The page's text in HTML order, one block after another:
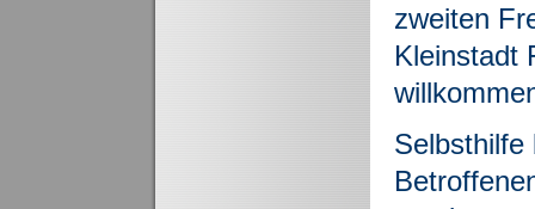
zweiten
Kleinstadt
Selbsthilfe